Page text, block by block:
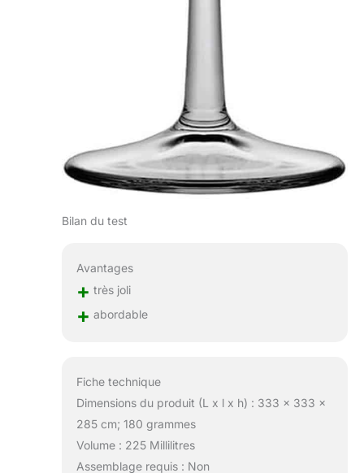
Bilan du test
Avantages
+ très joli
+ abordable
Fiche technique
Dimensions du produit (L x l x h) : 333 x 333 x
285 cm; 180 grammes
Volume : 225 Millilitres
Assemblage requis : Non